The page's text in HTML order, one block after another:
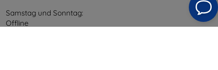
Samstag und Sonntag:
Offline